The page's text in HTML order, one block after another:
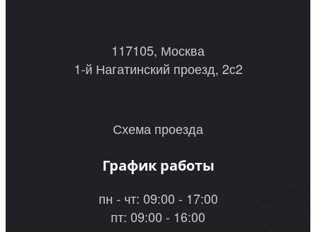
117105, Москва
1-й Нагатинский проезд, 2с2
Схема проезда
График работы
пн - чт: 09:00 - 17:00
пт: 09:00 - 16:00